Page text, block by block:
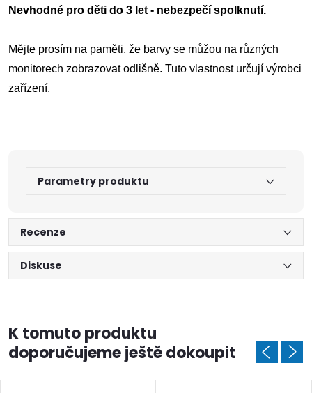
Nevhodné pro děti do 3 let - nebezpečí spolknutí.
Mějte prosím na paměti, že barvy se můžou na různých
monitorech zobrazovat odlišně. Tuto vlastnost určují výrobci
zařízení.
Parametry produktu
Recenze
Diskuse
K tomuto produktu
doporučujeme ještě dokoupit